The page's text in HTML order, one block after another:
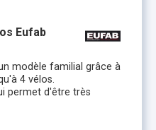
Eufab
modèle familial grâce à
4 vélos.
permet d'être très